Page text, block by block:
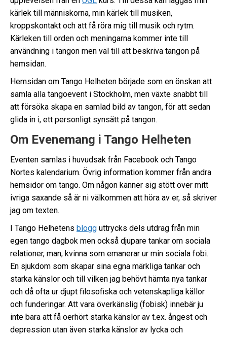
kärlek till människorna, min kärlek till musiken,
kroppskontakt och att få röra mig till musik och rytm.
Kärleken till orden och meningarna kommer inte till
användning i tangon men väl till att beskriva tangon på
hemsidan.
Hemsidan om Tango Helheten började som en önskan att
samla alla tangoevent i Stockholm, men växte snabbt till
att försöka skapa en samlad bild av tangon, för att sedan
glida in i, ett personligt synsätt på tangon.
Om Evenemang i Tango Helheten
Eventen samlas i huvudsak från Facebook och Tango
Nortes kalendarium. Övrig information kommer från andra
hemsidor om tango. Om någon känner sig stött över mitt
ivriga saxande så är ni välkommen att höra av er, så skriver
jag om texten.
I Tango Helhetens blogg uttrycks dels utdrag från min
egen tango dagbok men också djupare tankar om sociala
relationer, man, kvinna som emanerar ur min sociala fobi.
En sjukdom som skapar sina egna märkliga tankar och
starka känslor och till vilken jag behövt hämta nya tankar
och då ofta ur djupt filosofiska och vetenskapliga källor
och funderingar. Att vara överkänslig (fobisk) innebär ju
inte bara att få oerhört starka känslor av t.ex. ångest och
depression utan även starka känslor av lycka och